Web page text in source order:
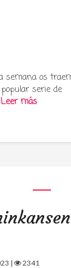
semana os
serie de
Leer más
| 2341